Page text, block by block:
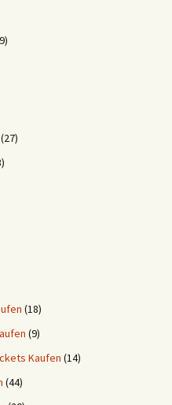
(27)
(18)
(9)
Kaufen (14)
(44)